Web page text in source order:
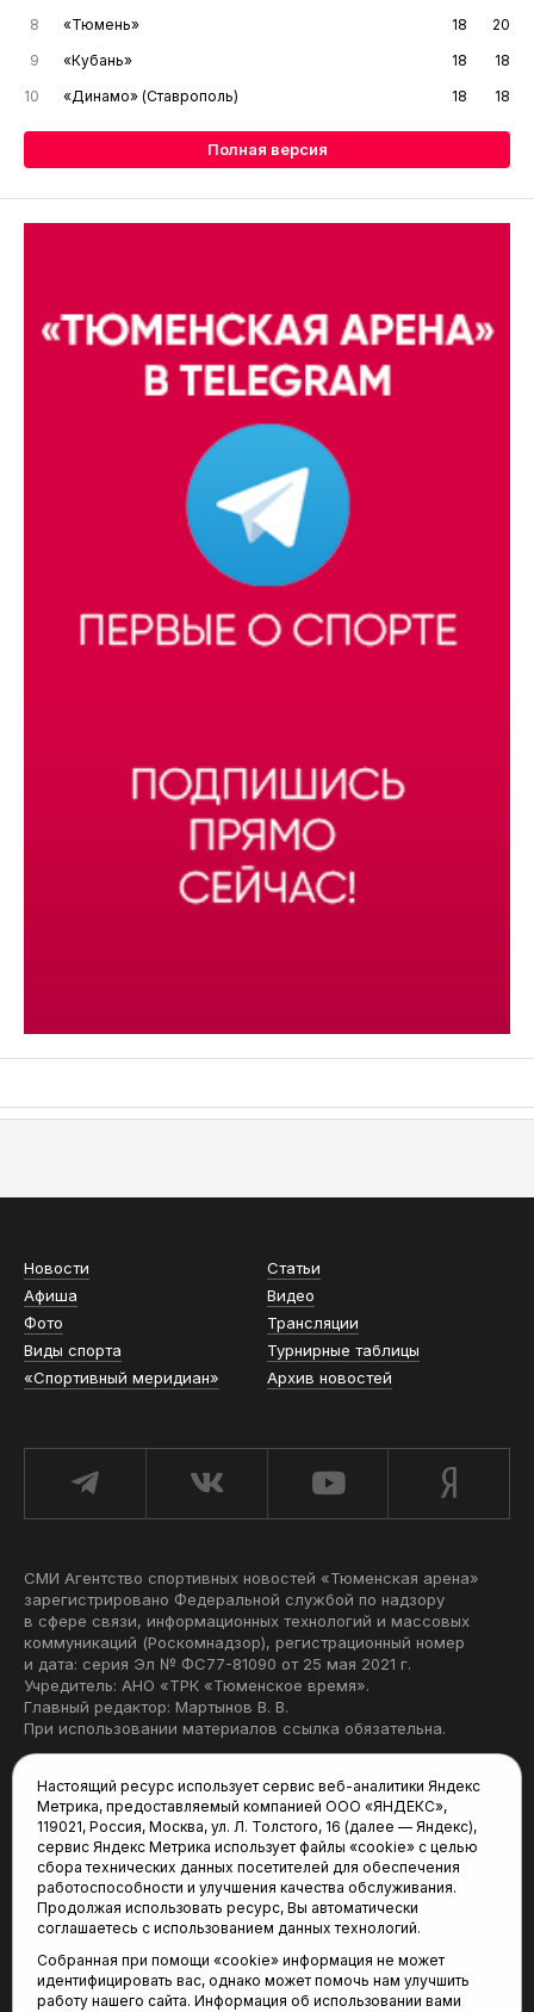
8
«Тюмень» 18
20
9
«Кубань» 18
18
10
«Динамо» (Ставрополь) 18 18
Полная версия
Новости
Статьи
Афиша
Видео
Фото
Трансляции
Виды спорта
Турнирные таблицы
«Спортивный меридиан»
Архив новостей
СМИ Агентство спортивных новостей «Тюменская арена»
зарегистрировано Федеральной службой по надзору
в сфере связи, информационных технологий и массовых
коммуникаций (Роскомнадзор), регистрационный номер
и дата: серия Эл № ФС77-81090 от 25 мая 2021 г.
Учредитель: АНО «ТРК «Тюменское время».
Главный редактор: Мартынов В. В.
При использовании материалов ссылка обязательна.
Редакция:
625035, Тюмень, пр. Геологоразведчиков, 28А
(3452) 68-22-28
tum-arena@mail.ru
Отдел продаж:
(3452) 68-89-78
kotovaev@sibinformburo.ru
Настоящий ресурс использует сервис веб-аналитики Яндекс
Метрика, предоставляемый компанией ООО «ЯНДЕКС»,
119021, Россия, Москва, ул. Л. Толстого, 16 (далее — Яндекс),
сервис Яндекс Метрика использует файлы «cookie» с целью
сбора технических данных посетителей для обеспечения
работоспособности и улучшения качества обслуживания.
Продолжая использовать ресурс, Вы автоматически
соглашаетесь с использованием данных технологий.
Собранная при помощи «cookie» информация не может
идентифицировать вас, однако может помочь нам улучшить
работу нашего сайта. Информация об использовании вами